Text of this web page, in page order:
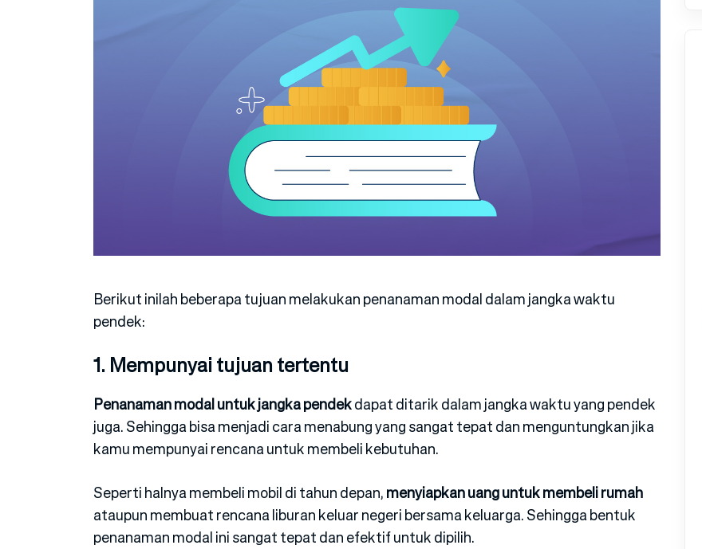
Berikut inilah beberapa tujuan melakukan penanaman modal dalam jangka waktu
pendek:
1. Mempunyai tujuan tertentu
Penanaman modal untuk jangka pendekdapat ditarik dalam jangka waktu yang pendek
juga. Sehingga bisa menjadi cara menabung yang sangat tepat dan menguntungkan jika
kamu mempunyai rencana untuk membeli kebutuhan.
Seperti halnya membeli mobil di tahun depan,menyiapkan uang untuk membeli rumah
ataupun membuat rencana liburan keluar negeri bersama keluarga. Sehingga bentuk
penanaman modal ini sangat tepat dan efektif untuk dipilih.